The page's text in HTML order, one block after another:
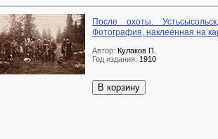
После охоты.
Фотография, наклеенная на
Автор: Кулаков П.
Год издания: 1910
В корзину